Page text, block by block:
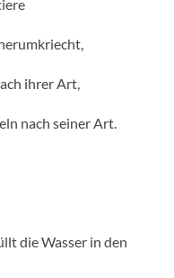
ihrer Art,
nach seiner Art.
die Wasser in den